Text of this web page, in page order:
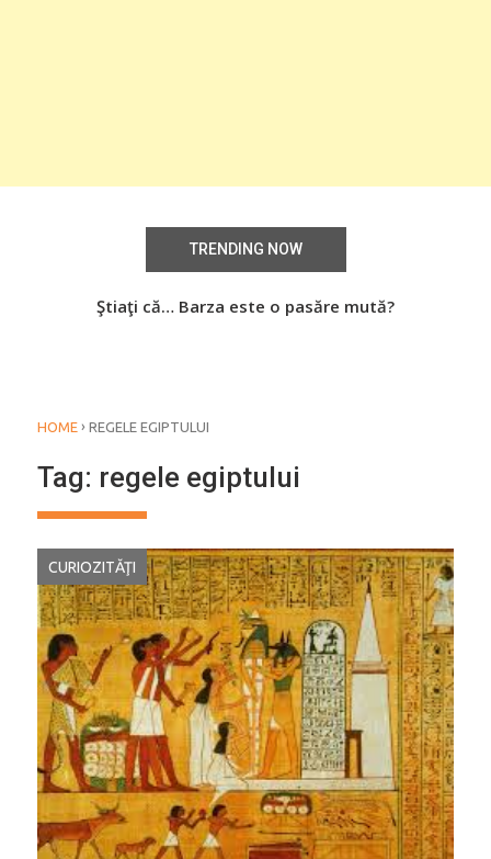
TRENDING NOW
Ştiaţi că… Barza este o pasăre mută?
HOME › REGELE EGIPTULUI
Tag: regele egiptului
CURIOZITĂŢI